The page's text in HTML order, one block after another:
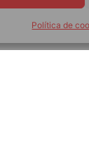
Política de